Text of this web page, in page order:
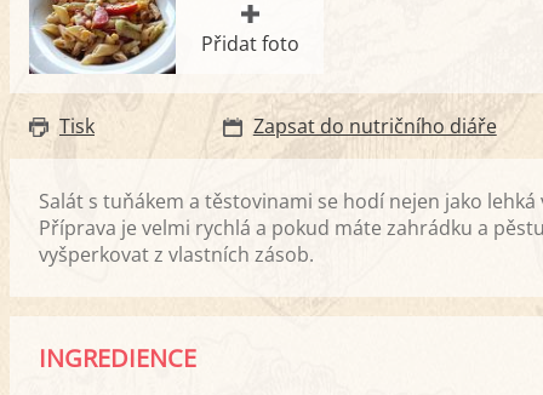
Přidat foto
Tisk Zapsat do nutričního diáře
Salát s tuňákem a těstovinami se hodí nejen jako
Příprava je velmi rychlá a pokud máte zahrádku a
vyšperkovat z vlastních zásob.
INGREDIENCE